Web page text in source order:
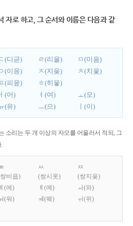
자로 하고, 그 순서와 이름은 다음과 같
(디귿) ㄹ(리을)
ㅁ(미음)
ㅇ(이응) ㅈ(지읒)
ㅊ(치읓)
(피읖)
ㅎ(히읗)
ㅓ(어) ㅕ(여)
ㅗ(오)
(유) ㅡ(으) ㅣ(이)
소리는 두 개 이상의 자모를 어울러서 적되, 그
비읍)
ㅆ
(쌍시옷)
ㅉ
(쌍지읒)
ㅔ(에) ㅖ(예)
ㅘ(와)
(워) ㅞ(웨)
ㅟ(위)